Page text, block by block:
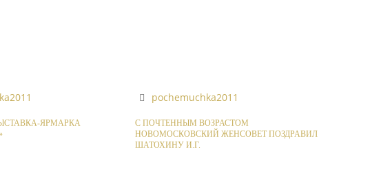
ЯРМАРКА
pochemuchka2011
С ПОЧТЕННЫМ ВОЗРАСТОМ
НОВОМОСКОВСКИЙ ЖЕНСОВЕТ ПОЗДРАВИЛ
ШАТОХИНУ И.Г.